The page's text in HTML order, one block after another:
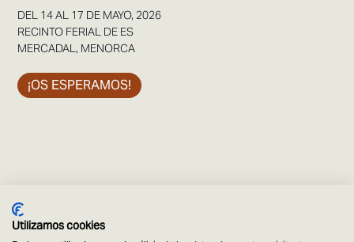
DEL 14 AL 17 DE MAYO, 2026
RECINTO FERIAL DE ES
MERCADAL, MENORCA
¡OS ESPERAMOS!
Utilizamos cookies